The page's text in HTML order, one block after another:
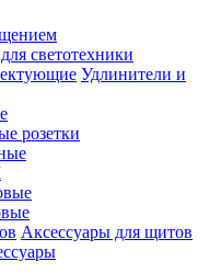
светотехники
Удлинители и
розетки
Аксессуары для щитов